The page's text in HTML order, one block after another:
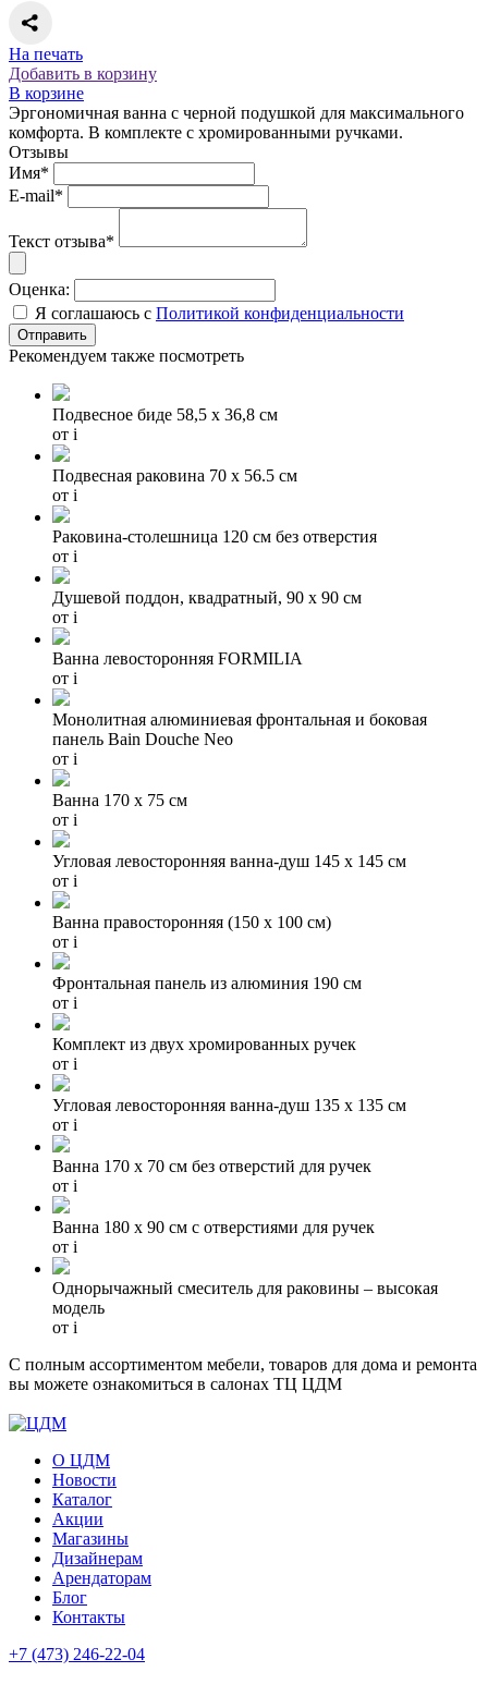
На печать
Добавить в корзину
В корзине
Эргономичная ванна с черной подушкой для максимального
комфорта. В комплекте с хромированными ручками.
Отзывы
Имя*
E-mail*
Текст отзыва*
Оценка:
Я соглашаюсь с Политикой конфиденциальности
Рекомендуем также посмотреть
Подвесное биде 58,5 x 36,8 см
от i
Подвесная раковина 70 х 56.5 см
от i
Раковина-столешница 120 см без отверстия
от i
Душевой поддон, квадратный, 90 x 90 см
от i
Ванна левосторонняя FORMILIA
от i
Монолитная алюминиевая фронтальная и боковая
панель Bain Douche Neo
от i
Baнна 170 x 75 cм
от i
Угловая левосторонняя ванна-душ 145 х 145 см
от i
Ванна правосторонняя (150 х 100 см)
от i
Фронтальная панель из алюминия 190 см
от i
Комплект из двух хромированных ручек
от i
Угловая левосторонняя ванна-душ 135 х 135 см
от i
Ванна 170 х 70 см без отверстий для ручек
от i
Ванна 180 х 90 см с отверстиями для ручек
от i
Однорычажный смеситель для раковины – высокая
модель
от i
С полным ассортиментом мебели, товаров для дома и ремонта
вы можете ознакомиться в салонах ТЦ ЦДМ
О ЦДМ
Новости
Каталог
Акции
Магазины
Дизайнерам
Арендаторам
Блог
Контакты
+7 (473) 246-22-04